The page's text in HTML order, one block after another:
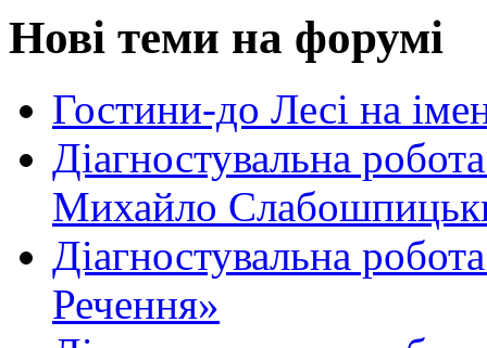
Нові теми на форумі
Гостини-до Лесі на
Діагностувальна
Михайло
Діагностувальна
Речення»